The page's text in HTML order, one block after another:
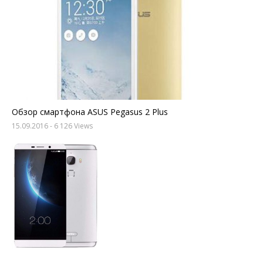
Обзор смартфона ASUS Pegasus 2 Plus
15.09.2016- 6 126 Views